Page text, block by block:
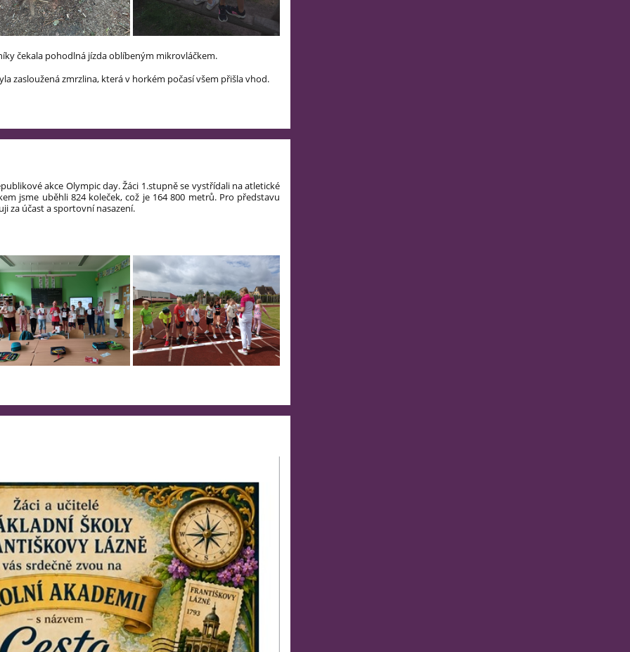
čekala pohodlná jízda oblíbeným mikrovláčkem.
zasloužená zmrzlina, která v horkém počasí všem přišla vhod.
akce Olympic day. Žáci 1.stupně se vystřídali na atletické
jsme uběhli 824 koleček, což je 164 800 metrů. Pro představu
za účast a sportovní nasazení.